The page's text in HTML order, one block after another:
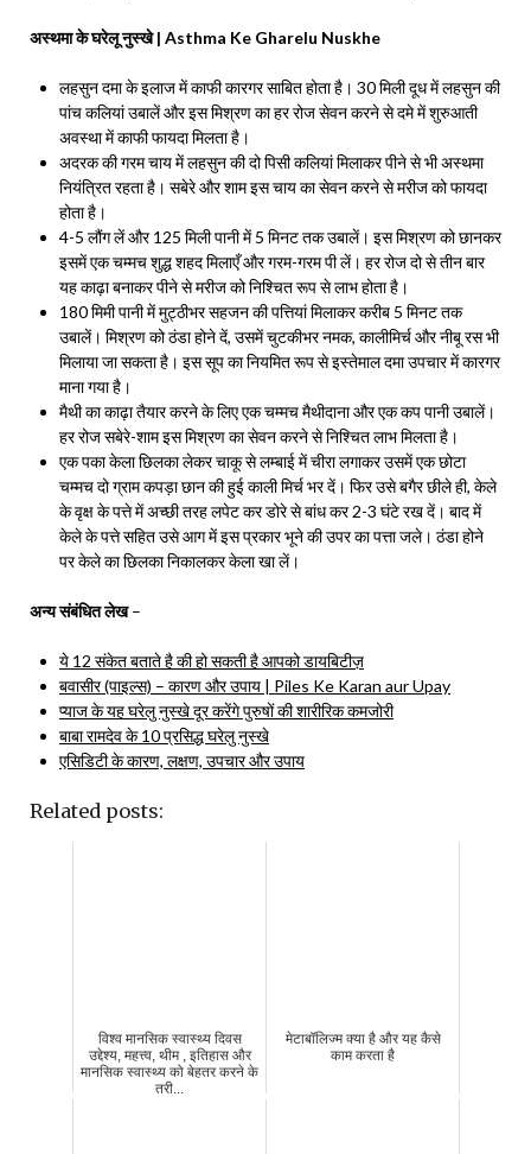
अस्थमा के घरेलू नुस्‍खे | Asthma Ke Gharelu Nuskhe
लहसुन दमा के इलाज में काफी कारगर साबित होता है। 30 मिली दूध में लहसुन की
पांच कलियां उबालें और इस मिश्रण का हर रोज सेवन करने से दमे में शुरुआती
अवस्था में काफी फायदा मिलता है।
अदरक की गरम चाय में लहसुन की दो पिसी कलियां मिलाकर पीने से भी अस्थमा
नियंत्रित रहता है। सबेरे और शाम इस चाय का सेवन करने से मरीज को फायदा
होता है।
4-5 लौंग लें और 125 मिली पानी में 5 मिनट तक उबालें। इस मिश्रण को छानकर
इसमें एक चम्मच शुद्ध शहद मिलाएँ और गरम-गरम पी लें। हर रोज दो से तीन बार
यह काढ़ा बनाकर पीने से मरीज को निश्चित रूप से लाभ होता है।
180 मिमी पानी में मुट्ठीभर सहजन की पत्तियां मिलाकर करीब 5 मिनट तक
उबालें। मिश्रण को ठंडा होने दें, उसमें चुटकीभर नमक, कालीमिर्च और नीबू रस भी
मिलाया जा सकता है। इस सूप का नियमित रूप से इस्तेमाल दमा उपचार में कारगर
माना गया है।
मैथी का काढ़ा तैयार करने के लिए एक चम्मच मैथीदाना और एक कप पानी उबालें।
हर रोज सबेरे-शाम इस मिश्रण का सेवन करने से निश्चित लाभ मिलता है।
एक पका केला छिलका लेकर चाकू से लम्बाई में चीरा लगाकर उसमें एक छोटा
चम्मच दो ग्राम कपड़ा छान की हुई काली मिर्च भर दें। फिर उसे बगैर छीले ही, केले
के वृक्ष के पत्ते में अच्छी तरह लपेट कर डोरे से बांध कर 2-3 घंटे रख दें। बाद में
केले के पत्ते सहित उसे आग में इस प्रकार भूने की उपर का पत्ता जले। ठंडा होने
पर केले का छिलका निकालकर केला खा लें।
अन्य संबंधित लेख–
ये 12 संकेत बताते है की हो सकती है आपको डायबिटीज़
बवासीर (पाइल्स) – कारण और उपाय | Piles Ke Karan aur Upay
प्याज के यह घरेलु नुस्खे दूर करेंगे पुरुषों की शारीरिक कमजोरी
बाबा रामदेव के 10 प्रसिद्ध घरेलु नुस्खे
एसिडिटी के कारण, लक्षण, उपचार और उपाय
Related posts:
विश्व मानसिक स्वास्थ्य दिवस
उद्देश्य, महत्त्व, थीम , इतिहास और
मानसिक स्वास्थ्य को बेहतर करने के
तरी...
मेटाबॉलिज्म क्या है और यह कैसे
काम करता है